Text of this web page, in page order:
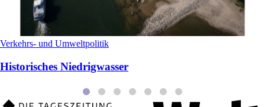
Verkehrs- und Umweltpolitik
Historisches Niedrigwasser